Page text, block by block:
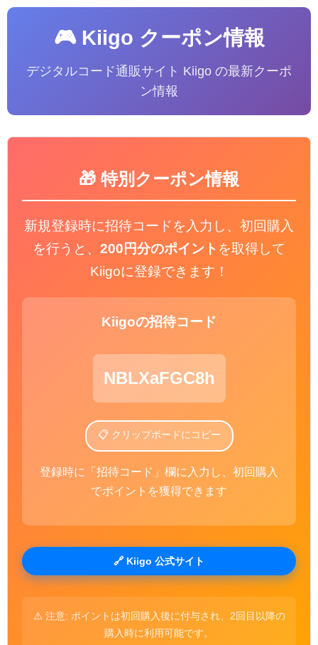
🎮 Kiigo クーポン情報
デジタルコード通販サイト Kiigo の最新クーポ
ン情報
🎁 特別クーポン情報
新規登録時に招待コードを入力し、初回購入
を行うと、 200円分のポイント を取得して
Kiigoに登録できます！
Kiigoの招待コード
NBLXaFGC8h
📋 クリップボードにコピー
登録時に「招待コード」欄に入力し、初回購入
でポイントを獲得できます
🔗 Kiigo 公式サイト
⚠️ 注意: ポイントは初回購入後に付与され、2回目以降の
購入時に利用可能です。